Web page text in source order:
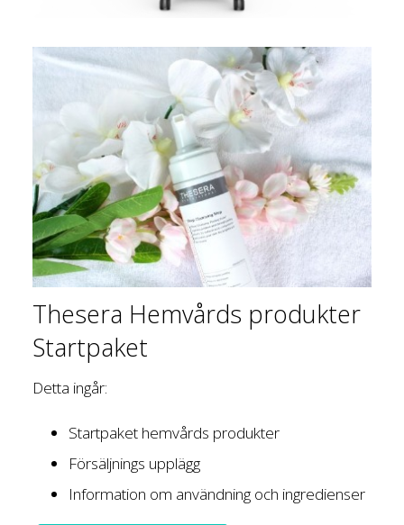
Thesera Hemvårds produkter
Startpaket
Detta ingår:
Startpaket hemvårds produkter
Försäljnings upplägg
Information om användning och ingredienser